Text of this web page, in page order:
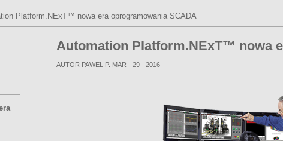
Platform.NExT™ nowa era oprogramowania SCADA
Automation Platform.NExT™ nowa
AUTOR PAWEL P. MAR - 29 - 2016